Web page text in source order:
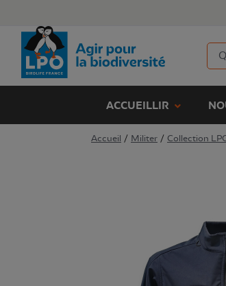
ACCUEILLIR
Accueil / Militer / Collection